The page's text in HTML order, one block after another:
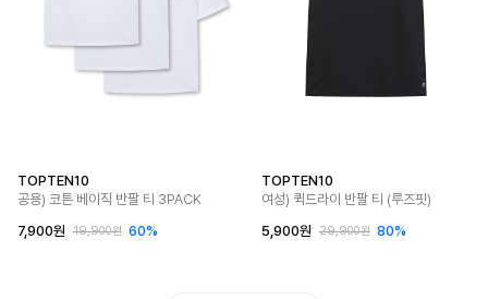
TOPTEN10
공용) 코튼 베이직 반팔 티 3PACK
7,900원
19,900원 60%
TOPTEN10
여성) 퀵드라이 반팔 티 (루즈핏)
5,900원
29,900원 80%